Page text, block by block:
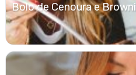
Bolo de Cenoura e